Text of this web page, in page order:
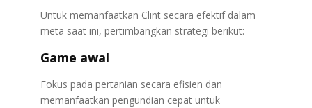
Untuk memanfaatkan Clint secara efektif dalam
meta saat ini, pertimbangkan strategi berikut:
Game awal
Fokus pada pertanian secara efisien dan
memanfaatkan pengundian cepat untuk